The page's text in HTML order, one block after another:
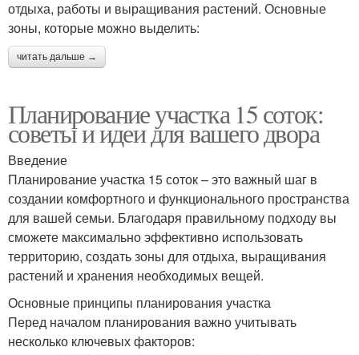
отдыха, работы и выращивания растений. Основные
зоны, которые можно выделить:
читать дальше →
Планирование участка 15 соток:
советы и идеи для вашего двора
Введение
Планирование участка 15 соток – это важный шаг в
создании комфортного и функционального пространства
для вашей семьи. Благодаря правильному подходу вы
сможете максимально эффективно использовать
территорию, создать зоны для отдыха, выращивания
растений и хранения необходимых вещей.
Основные принципы планирования участка
Перед началом планирования важно учитывать
несколько ключевых факторов: